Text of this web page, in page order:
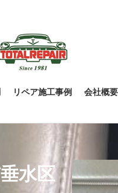
リペア施工事例 会社概要
水区